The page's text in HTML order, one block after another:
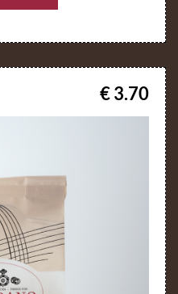
€ 3.70